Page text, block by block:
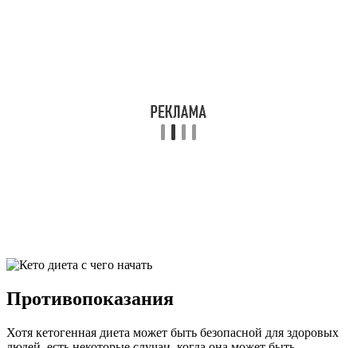
Противопоказания
Хотя кетогенная диета может быть безопасной для здоровых